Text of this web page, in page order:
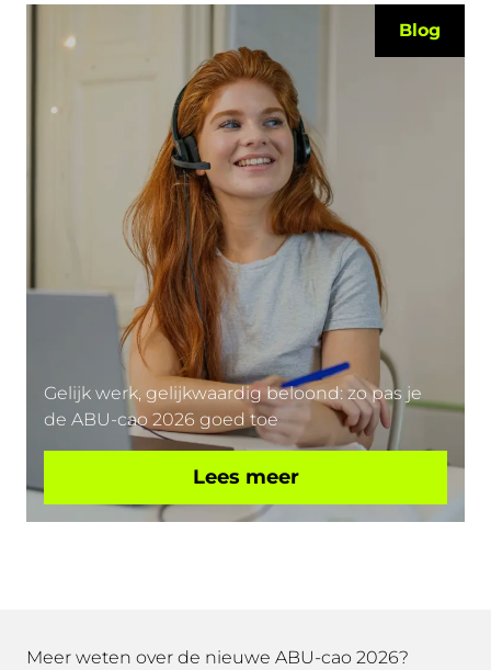
Blog
Gelijk werk, gelijkwaardig beloond: zo pas je
de ABU-cao 2026 goed toe
Lees meer
Meer weten over de nieuwe ABU-cao 2026?